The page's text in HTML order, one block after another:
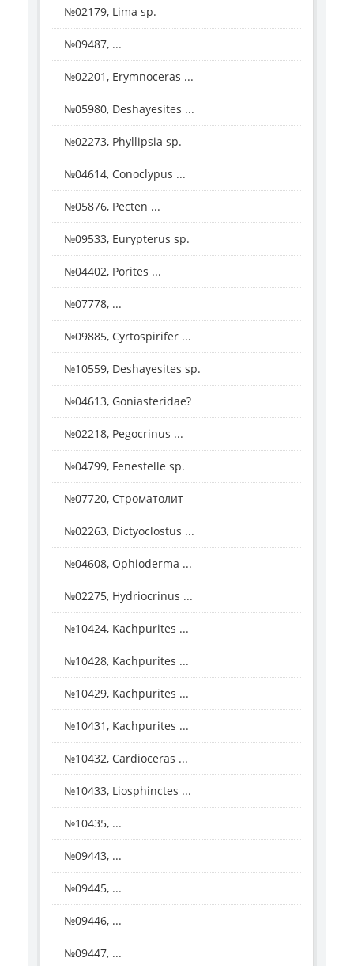
№02179, Lima sp.
№09487, ...
№02201, Erymnoceras ...
№05980, Deshayesites ...
№02273, Phyllipsia sp.
№04614, Conoclypus ...
№05876, Pecten ...
№09533, Eurypterus sp.
№04402, Porites ...
№07778, ...
№09885, Cyrtospirifer ...
№10559, Deshayesites sp.
№04613, Goniasteridae?
№02218, Pegocrinus ...
№04799, Fenestelle sp.
№07720, Строматолит
№02263, Dictyoclostus ...
№04608, Ophioderma ...
№02275, Hydriocrinus ...
№10424, Kachpurites ...
№10428, Kachpurites ...
№10429, Kachpurites ...
№10431, Kachpurites ...
№10432, Cardioceras ...
№10433, Liosphinctes ...
№10435, ...
№09443, ...
№09445, ...
№09446, ...
№09447, ...